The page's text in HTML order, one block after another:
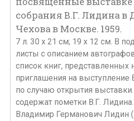
собрания В.Г. Лидина в
Чехова в Москве. 1959.
7 л. 30 х 21 см; 19 х 12 см. В
листы с описанием
список книг, представленных
приглашения на выступление
по случаю открытия
содержат пометки В.Г. Лидина.
Владимир Германович Лидин